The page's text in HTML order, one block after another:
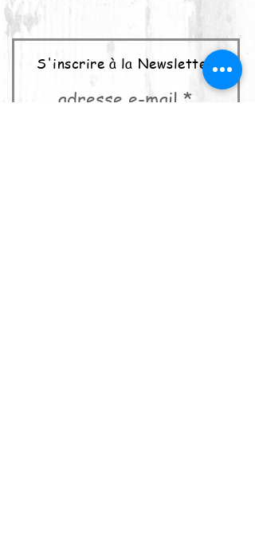
S'inscrire à la Newsletter
adresse e-mail